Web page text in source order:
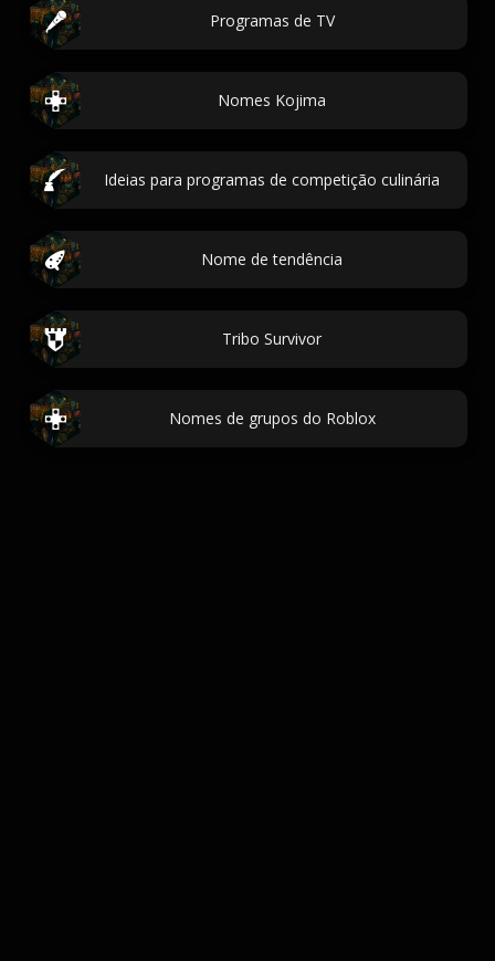
Programas de TV
Nomes Kojima
Ideias para programas de competição culinária
Nome de tendência
Tribo Survivor
Nomes de grupos do Roblox